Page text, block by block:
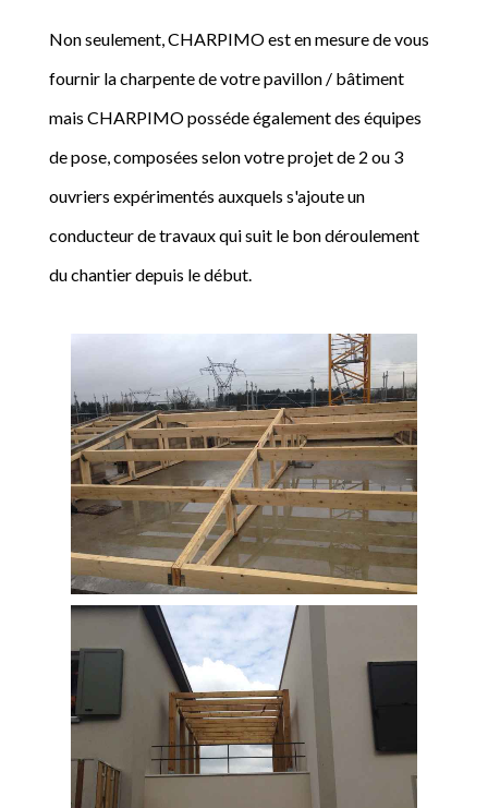
Non seulement, CHARPIMO est en mesure de vous
fournir la charpente de votre pavillon / bâtiment
mais CHARPIMO posséde également des équipes
de pose, composées selon votre projet de 2 ou 3
ouvriers expérimentés auxquels s'ajoute un
conducteur de travaux qui suit le bon déroulement
du chantier depuis le début.